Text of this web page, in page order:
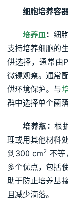
细胞培养容
培养皿：细
支持培养细胞的
供选择，通常由
微镜观察。通常
供环境保护。与
群中选择单个菌
培养瓶：根
理或用其他材料
到300 cm2 不等
多个优点，包括
助于防止培养基
且减少滴落。